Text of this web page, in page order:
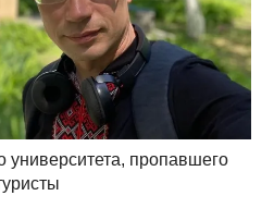
университета, пропавшего